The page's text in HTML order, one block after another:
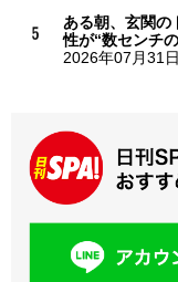
ある朝、玄関
性が“数センチ
2026年07月31日